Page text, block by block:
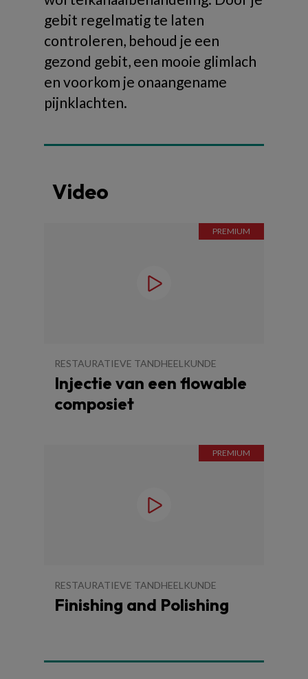
gebit regelmatig te laten
controleren, behoud je een
gezond gebit, een mooie glimlach
en voorkom je onaangename
pijnklachten.
Video
RESTAURATIEVE TANDHEELKUNDE
Injectie van een flowable
composiet
RESTAURATIEVE TANDHEELKUNDE
Finishing and Polishing